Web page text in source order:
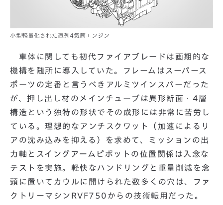
小型軽量化された直列4気筒エンジン
車体に関しても初代ファイアブレードは画期的な
機構を随所に導入していた。フレームはスーパース
ポーツの定番と言うべきアルミツインスパーだった
が、押し出し材のメインチューブは異形断面・4層
構造という独特の形状でその成形には非常に苦労し
ている。理想的なアンチスクワット（加速によるリ
アの沈み込みを抑える）を求めて、ミッションの出
力軸とスイングアームピボットの位置関係は入念な
テストを実施。軽快なハンドリングと重量削減を念
頭に置いてカウルに開けられた数多くの穴は、ファ
クトリーマシンRVF750からの技術転用だった。